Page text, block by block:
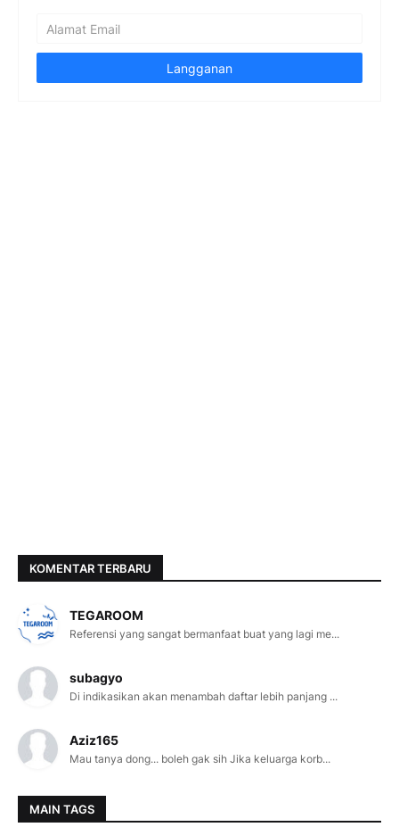
KOMENTAR TERBARU
TEGAROOM
Referensi yang sangat bermanfaat buat yang lagi me...
subagyo
Di indikasikan akan menambah daftar lebih panjang ...
Aziz165
Mau tanya dong... boleh gak sih Jika keluarga korb...
MAIN TAGS